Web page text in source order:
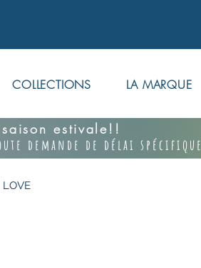
COLLECTIONS LA MARQUE
estivale!!
demande de délai spécifique
LOVE